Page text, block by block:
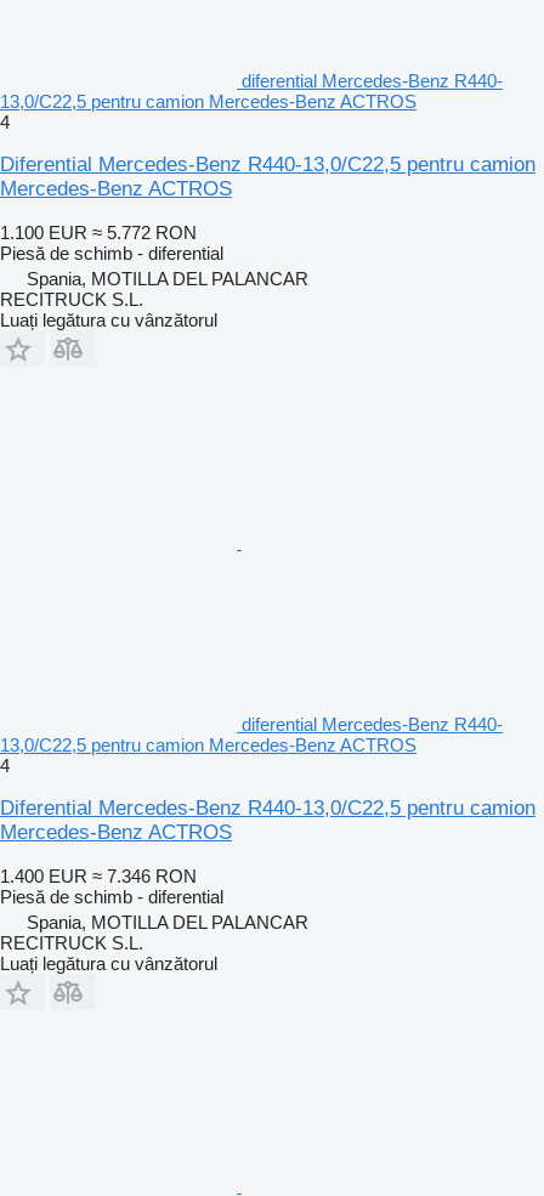
diferential Mercedes-Benz R440-
13,0/C22,5 pentru camion Mercedes-Benz ACTROS
4
Diferential Mercedes-Benz R440-13,0/C22,5 pentru camion
Mercedes-Benz ACTROS
1.100 EUR ≈ 5.772 RON
Piesă de schimb - diferential
Spania, MOTILLA DEL PALANCAR
RECITRUCK S.L.
Luați legătura cu vânzătorul
diferential Mercedes-Benz R440-
13,0/C22,5 pentru camion Mercedes-Benz ACTROS
4
Diferential Mercedes-Benz R440-13,0/C22,5 pentru camion
Mercedes-Benz ACTROS
1.400 EUR ≈ 7.346 RON
Piesă de schimb - diferential
Spania, MOTILLA DEL PALANCAR
RECITRUCK S.L.
Luați legătura cu vânzătorul